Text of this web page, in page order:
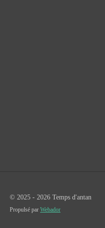
© 2025 - 2026 Temps d'antan
Propulsé par Webador